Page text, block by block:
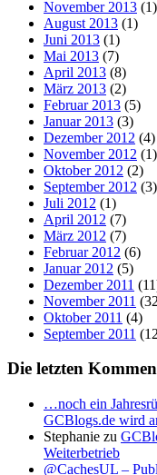
November 2013 (1)
August 2013 (1)
Juni 2013 (1)
Mai 2013 (7)
April 2013 (8)
März 2013 (2)
Februar 2013 (5)
Januar 2013 (3)
Dezember 2012 (4)
November 2012 (1)
Oktober 2012 (2)
September 2012 (3)
Juli 2012 (1)
April 2012 (7)
März 2012 (7)
Februar 2012 (6)
Januar 2012 (5)
Dezember 2011
November 2011
Oktober 2011 (4)
September 2011
Die letzten
…noch ein
GCBlogs.de wird
Stephanie zu
Weiterbetrieb
@CachesUL –